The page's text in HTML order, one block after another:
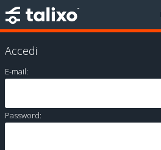
Accedi
E-mail:
Password: